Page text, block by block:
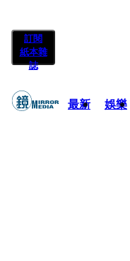
訂閱
紙本雜
誌
最新 娛樂